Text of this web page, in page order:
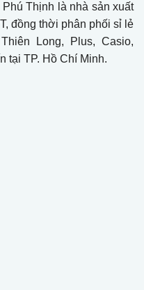
Thịnh là nhà sản xuất
đồng thời phân phối sỉ lẻ
Long, Plus, Casio,
tại TP. Hồ Chí Minh.